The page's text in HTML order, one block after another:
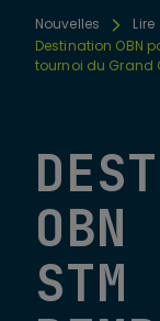
Nouvelles
Lire
Destination OBN
tournoi du Grand